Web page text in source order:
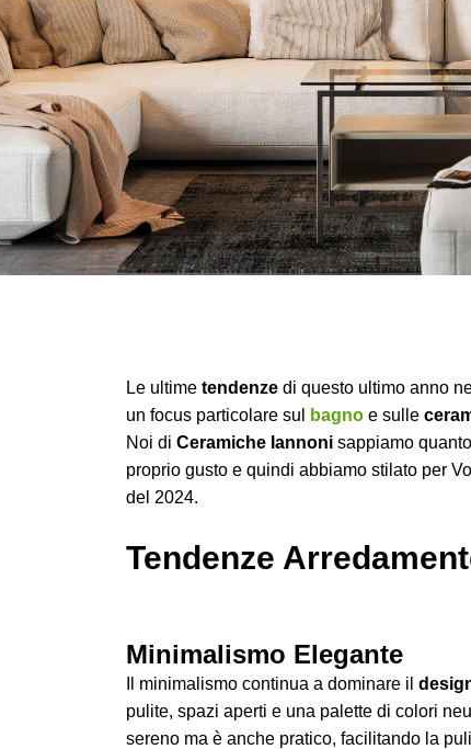
Le ultime tendenze di questo ultimo anno
un focus particolare sul
bagno e sulle
Noi di Ceramiche Iannoni sappiamo
proprio gusto e quindi abbiamo stilato per
del 2024.
Tendenze
Minimalismo Elegante
Il minimalismo continua a dominare il
pulite, spazi aperti e una palette di colori
sereno ma è anche pratico, facilitando la